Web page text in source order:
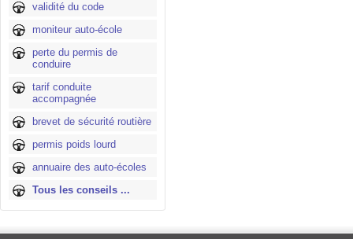
validité du code
moniteur auto-école
perte du permis de
conduire
tarif conduite
accompagnée
brevet de sécurité routière
permis poids lourd
annuaire des auto-écoles
Tous les conseils ...